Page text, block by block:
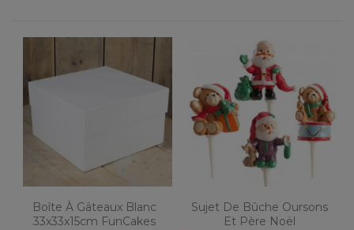
Boîte À Gâteaux Blanc
33x33x15cm FunCakes
Sujet De Bûche Oursons
Et Père Noël